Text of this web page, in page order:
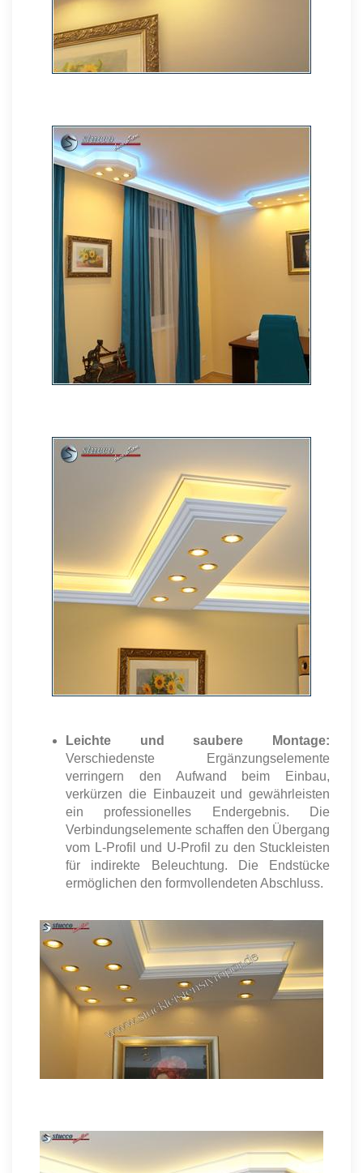
Leichte und saubere Montage:
Verschiedenste Ergänzungselemente
verringern den Aufwand beim Einbau,
verkürzen die Einbauzeit und gewährleisten
ein professionelles Endergebnis. Die
Verbindungselemente schaffen den Übergang
vom L-Profil und U-Profil zu den Stuckleisten
für indirekte Beleuchtung. Die Endstücke
ermöglichen den formvollendeten Abschluss.